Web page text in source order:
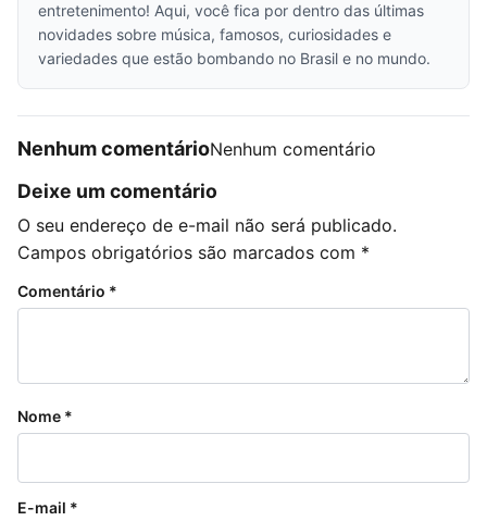
entretenimento! Aqui, você fica por dentro das últimas
novidades sobre música, famosos, curiosidades e
variedades que estão bombando no Brasil e no mundo.
Nenhum comentárioNenhum comentário
Deixe um comentário
O seu endereço de e-mail não será publicado.
Campos obrigatórios são marcados com *
Comentário *
Nome *
E-mail *